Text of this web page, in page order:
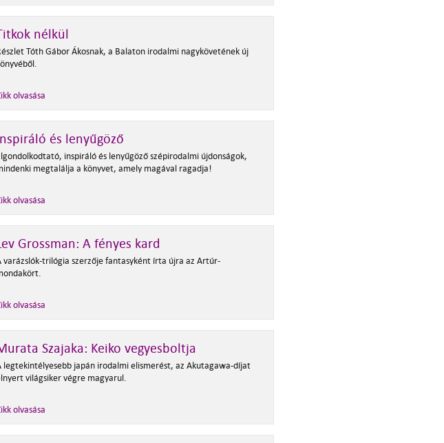
nélkül
Tóth Gábor Ákosnak, a Balaton irodalmi nagykövetének új
olvasása
és lenyűgöző
inspiráló és lenyűgöző szépirodalmi újdonságok,
megtalálja a könyvet, amely magával ragadja!
olvasása
Grossman: A fényes kard
varázslók-trilógia szerzője fantasyként írta újra az Artúr-
olvasása
Szajaka: Keiko vegyesboltja
legtekintélyesebb japán irodalmi elismerést, az Akutagawa-díjat
világsiker végre magyarul.
olvasása